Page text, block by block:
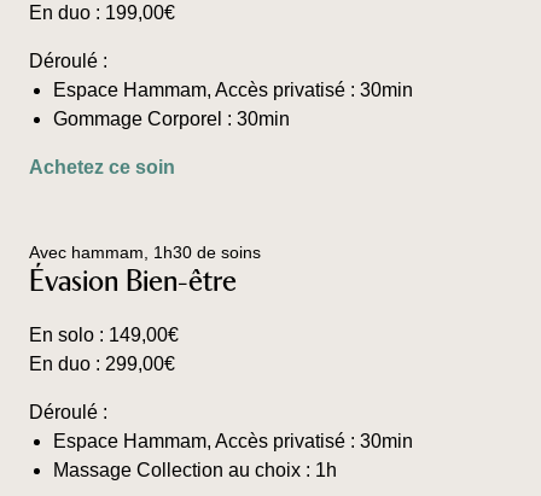
En duo : 199,00€
Déroulé :
Espace Hammam, Accès privatisé : 30min
Gommage Corporel : 30min
Achetez ce soin
variations.
Les
sur
la
Avec hammam, 1h30 de soins
Évasion Bien-être
En solo : 149,00€
En duo : 299,00€
Déroulé :
Espace Hammam, Accès privatisé : 30min
Massage Collection au choix : 1h